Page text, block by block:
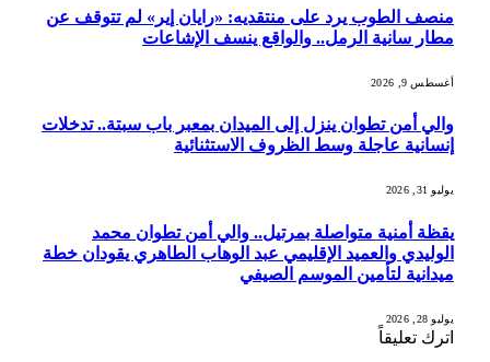
منصف الطوب يرد على منتقديه: «رايان إير» لم تتوقف عن
مطار سانية الرمل.. والواقع ينسف الإشاعات
أغسطس 9, 2026
والي أمن تطوان ينزل إلى الميدان بمعبر باب سبتة.. تدخلات
إنسانية عاجلة وسط الظروف الاستثنائية
يوليو 31, 2026
يقظة أمنية متواصلة بمرتيل.. والي أمن تطوان محمد
الوليدي والعميد الإقليمي عبد الوهاب الطاهري يقودان خطة
ميدانية لتأمين الموسم الصيفي
يوليو 28, 2026
اترك تعليقاً